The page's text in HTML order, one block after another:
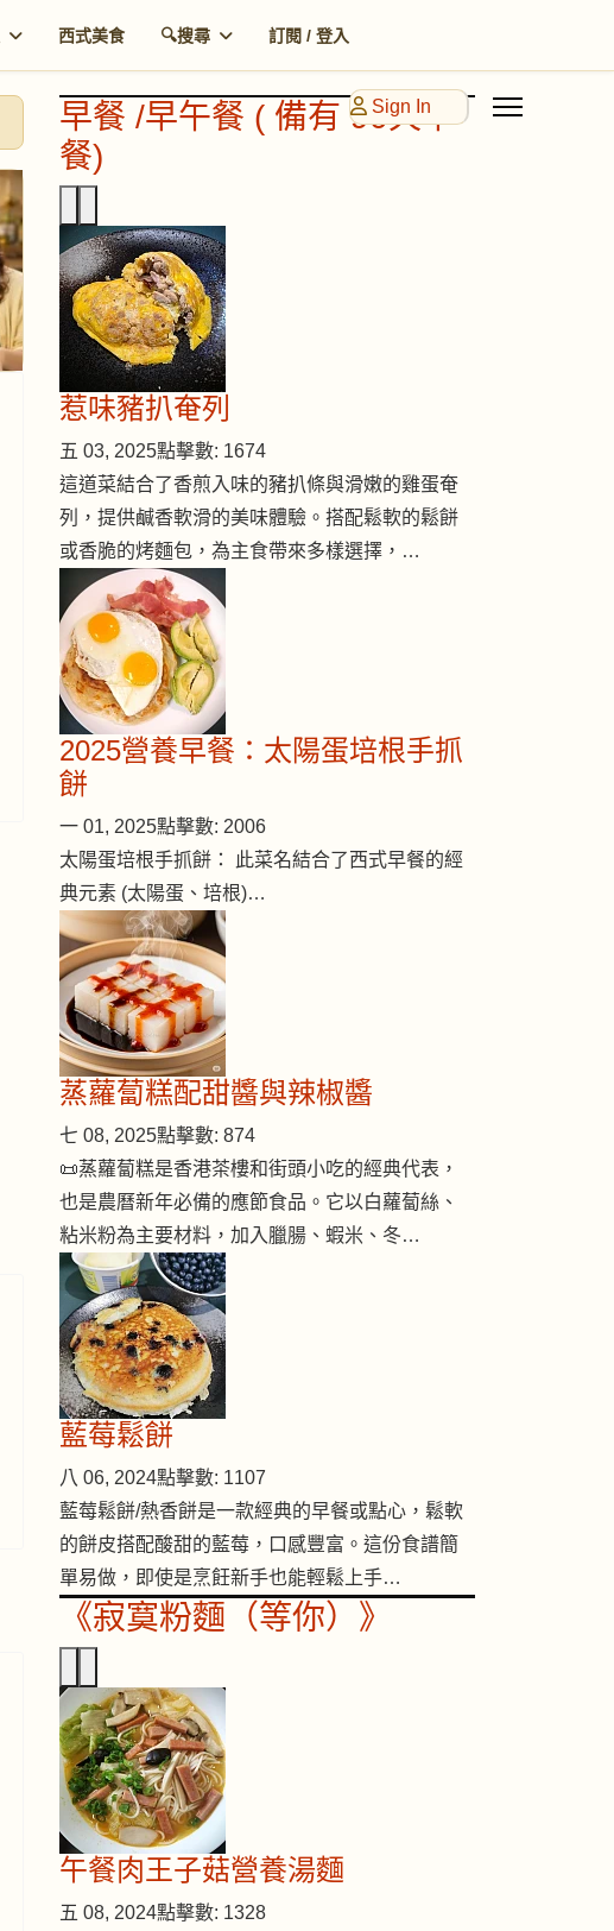
西式美食 🔍搜尋 訂閱 / 登入
Sign In
早餐 /早午餐 ( 備有 90天早
餐)
惹味豬扒奄列
五 03, 2025點擊數: 1674
這道菜結合了香煎入味的豬扒條與滑嫩的雞蛋奄
列，提供鹹香軟滑的美味體驗。搭配鬆軟的鬆餅
或香脆的烤麵包，為主食帶來多樣選擇，…
2025營養早餐：太陽蛋培根手抓
餅
一 01, 2025點擊數: 2006
太陽蛋培根手抓餅： 此菜名結合了西式早餐的經
典元素 (太陽蛋、培根)…
蒸蘿蔔糕配甜醬與辣椒醬
七 08, 2025點擊數: 874
📜蒸蘿蔔糕是香港茶樓和街頭小吃的經典代表，
也是農曆新年必備的應節食品。它以白蘿蔔絲、
粘米粉為主要材料，加入臘腸、蝦米、冬…
藍莓鬆餅
八 06, 2024點擊數: 1107
藍莓鬆餅/熱香餅是一款經典的早餐或點心，鬆軟
的餅皮搭配酸甜的藍莓，口感豐富。這份食譜簡
單易做，即使是烹飪新手也能輕鬆上手…
《寂寞粉麵（等你）》
午餐肉王子菇營養湯麵
五 08, 2024點擊數: 1328